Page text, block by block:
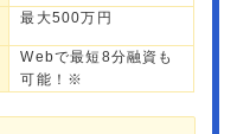
最大500万円
Webで最短8分融資も
可能！※